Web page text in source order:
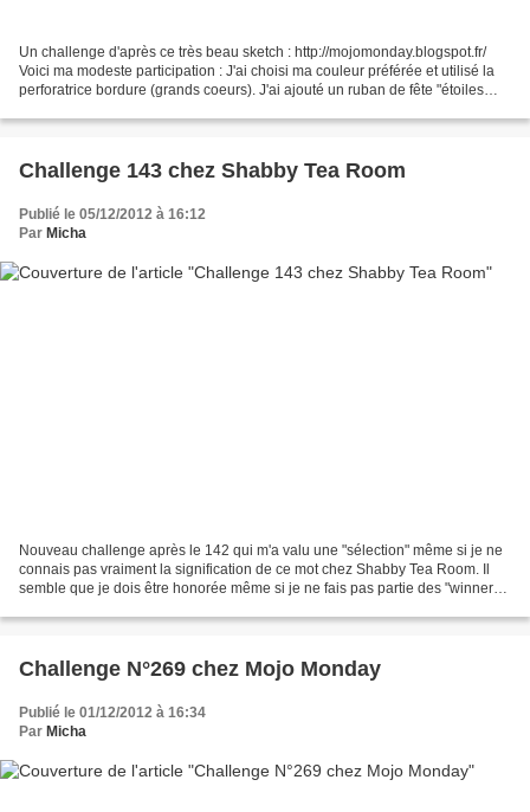
Un challenge d'après ce très beau sketch : http://mojomonday.blogspot.fr/
Voici ma modeste participation : J'ai choisi ma couleur préférée et utilisé la
perforatrice bordure (grands coeurs). J'ai ajouté un ruban de fête "étoiles
Challenge 143 chez Shabby Tea Room
Publié le 05/12/2012 à 16:12
Par Micha
Nouveau challenge après le 142 qui m'a valu une "sélection" même si je ne
connais pas vraiment la signification de ce mot chez Shabby Tea Room. Il
semble que je dois être honorée même si je ne fais pas partie des "winners".
Challenge N°269 chez Mojo Monday
Publié le 01/12/2012 à 16:34
Par Micha